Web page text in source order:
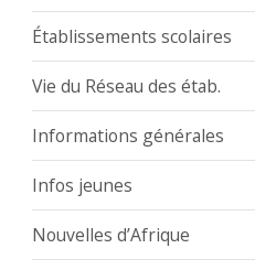
Établissements scolaires
Vie du Réseau des étab.
Informations générales
Infos jeunes
Nouvelles d’Afrique